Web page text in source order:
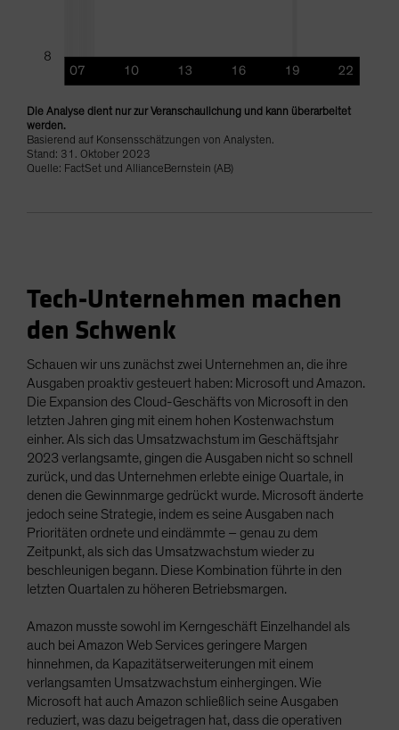
Die Analyse dient nur zur Veranschaulichung und kann überarbeitet
werden.
Basierend auf Konsensschätzungen von Analysten.
Stand: 31. Oktober 2023
Quelle: FactSet und AllianceBernstein (AB)
Tech-Unternehmen machen
den Schwenk
Schauen wir uns zunächst zwei Unternehmen an, die ihre
Ausgaben proaktiv gesteuert haben: Microsoft und Amazon.
Die Expansion des Cloud-Geschäfts von Microsoft in den
letzten Jahren ging mit einem hohen Kostenwachstum
einher. Als sich das Umsatzwachstum im Geschäftsjahr
2023 verlangsamte, gingen die Ausgaben nicht so schnell
zurück, und das Unternehmen erlebte einige Quartale, in
denen die Gewinnmarge gedrückt wurde. Microsoft änderte
jedoch seine Strategie, indem es seine Ausgaben nach
Prioritäten ordnete und eindämmte – genau zu dem
Zeitpunkt, als sich das Umsatzwachstum wieder zu
beschleunigen begann. Diese Kombination führte in den
letzten Quartalen zu höheren Betriebsmargen.
Amazon musste sowohl im Kerngeschäft Einzelhandel als
auch bei Amazon Web Services geringere Margen
hinnehmen, da Kapazitätserweiterungen mit einem
verlangsamten Umsatzwachstum einhergingen. Wie
Microsoft hat auch Amazon schließlich seine Ausgaben
reduziert, was dazu beigetragen hat, dass die operativen